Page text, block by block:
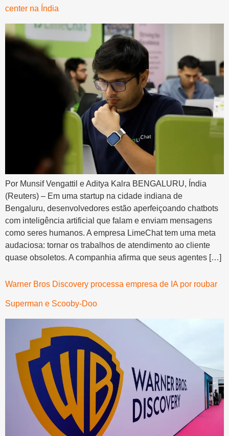
center na Índia
Por Munsif Vengattil e Aditya Kalra BENGALURU, Índia
(Reuters) – Em uma startup na cidade indiana de
Bengaluru, desenvolvedores estão aperfeiçoando chatbots
com inteligência artificial que falam e enviam mensagens
como seres humanos. A empresa LimeChat tem uma meta
audaciosa: tornar os trabalhos de atendimento ao cliente
quase obsoletos. A companhia afirma que seus agentes […]
Warner Bros Discovery processa empresa de IA por roubar
Superman e Scooby-Doo